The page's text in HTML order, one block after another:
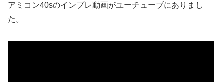
アミコン40sのインプレ動画がユーチューブにありまし
た。